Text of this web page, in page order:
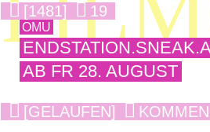
OMU
AB FR 28. AUGUST
[1481] 19
[GELAUFEN]